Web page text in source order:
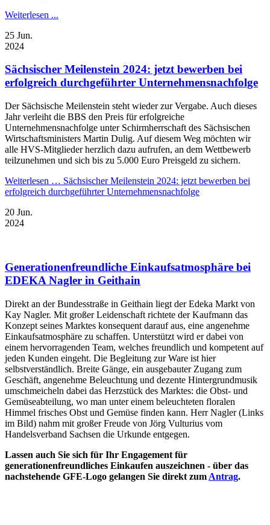
Weiterlesen ...
25 Jun.
2024
Sächsischer Meilenstein 2024: jetzt bewerben bei
erfolgreich durchgeführter Unternehmensnachfolge
Der Sächsische Meilenstein steht wieder zur Vergabe. Auch dieses
Jahr verleiht die BBS den Preis für erfolgreiche
Unternehmensnachfolge unter Schirmherrschaft des Sächsischen
Wirtschaftsministers Martin Dulig. Auf diesem Weg möchten wir
alle HVS-Mitglieder herzlich dazu aufrufen, an dem Wettbewerb
teilzunehmen und sich bis zu 5.000 Euro Preisgeld zu sichern.
Weiterlesen … Sächsischer Meilenstein 2024: jetzt bewerben bei
erfolgreich durchgeführter Unternehmensnachfolge
20 Jun.
2024
Generationenfreundliche Einkaufsatmosphäre bei
EDEKA Nagler in Geithain
Direkt an der Bundesstraße in Geithain liegt der Edeka Markt von
Kay Nagler. Mit großer Leidenschaft richtete der Kaufmann das
Konzept seines Marktes konsequent darauf aus, eine angenehme
Einkaufsatmosphäre zu schaffen. Unterstützt wird er dabei von
einem hervorragenden Team, welches freundlich und kompetent auf
jeden Kunden eingeht. Die Begleitung zur Ware ist hier
selbstverständlich. Breite Gänge, ein ausgebauter Zugang zum
Geschäft, angenehme Beleuchtung und dezente Hintergrundmusik
umschmeicheln dabei das Herzstück des Marktes: die Obst- und
Gemüseabteilung, wo man unter einem beleuchteten floralen
Himmel frisches Obst und Gemüse finden kann. Herr Nagler (Links
im Bild) nahm mit großer Freude von Jörg Vulturius vom
Handelsverband Sachsen die Urkunde entgegen.
Lassen auch Sie sich für Ihr Engagement für
generationenfreundliches Einkaufen auszeichnen - über das
nachstehende GFE-Logo gelangen Sie direkt zum Antrag.